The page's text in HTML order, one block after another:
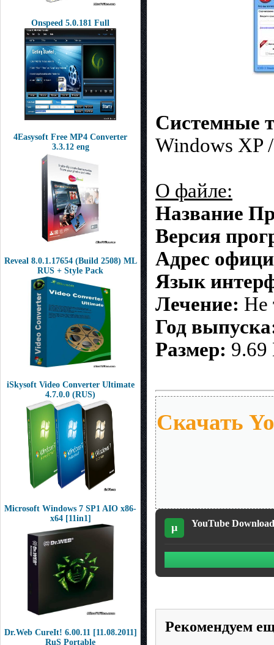
Onspeed 5.0.181 Full
4Easysoft Free MP4 Converter
3.3.12 eng
Reveal 8.0.1.17654 (Build 2508) ML
RUS + Style Pack
iSkysoft Video Converter Ultimate
4.7.0.0 (RUS)
Microsoft Windows 7 SP1 AIO x86-
x64 [11in1]
Dr.Web CureIt! 6.00.11 [11.08.2011]
RuS Portable
Системные
Windows XP
О файле:
Название
Версия
Адрес
Язык
Лечение: Не
Год
Размер: 9.69
Скачать
µ YouTube
Рекомендуем